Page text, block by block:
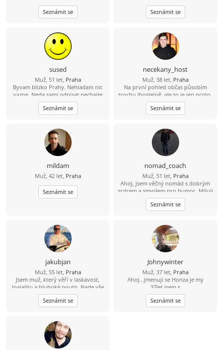
Seznámit se Seznámit se
sused
Muž, 51 let, Praha
Byvam blizko Prahy. Nehladam nic
vazne. Neda sami odpisat nechajte
kontakt.
Seznámit se
necekany_host
Muž, 38 let, Praha
Na první pohled občas působím
trochu lhostejně, ale to je jen proto,
že svět raději tiše vnímám, než abych
měl potřebu ho neustále
komentovat. Pokud se se mnou
přeskočí sama.
Seznámit se
mildam
Muž, 42 let, Praha
Seznámit se
nomad_coach
Muž, 51 let, Praha
Ahoj, jsem věčný nomád s dobrým
srdcem a smyslem pro humor. Miluji
cestování (ale kvůli práci ho mám
někdy až moc). Když se mne ptají na
národnost, říkám "jsem občan
rozporů, stejně jako jsem já: mám
rád dobrodružství, ale i stabilitu,
emoce i intelekt. Těším se, že se
potkáme.
Seznámit se
jakubjan
Muž, 55 let, Praha
Jsem muž, který věří v laskavost,
loajalitu a hluboké pouto. Nade vše
si cením upřímnosti a sním o tom, že
budu sdílet jednoduché a krásné
životní okamžiky s někým, kdo se v
Seznámit se
Johnywinter
Muž, 37 let, Praha
Ahoj...jmenuji se Honza je my
37let,jsem s
prahy,svobodný,bezdětní. Touto
cestou bych se rad seznámil se
sympatickou slečnou/ženou která vi
Seznámit se